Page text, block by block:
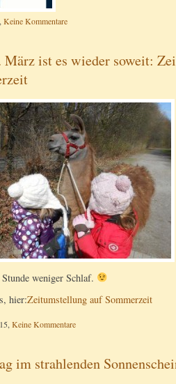
Keine Kommentare
ist es wieder soweit:
weniger Schlaf.
hier:Zeitumstellung auf Sommerzeit
Keine Kommentare
im strahlenden